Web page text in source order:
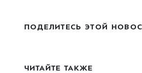
ПОДЕЛИТЕСЬ ЭТОЙ
ЧИТАЙТЕ ТАКЖЕ